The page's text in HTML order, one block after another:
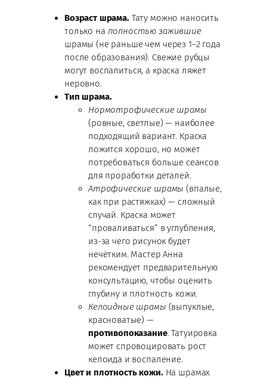
Возраст шрама.Тату можно наносить
только на полностью зажившие
шрамы (не раньше чем через 1–2 года
после образования). Свежие рубцы
могут воспалиться, а краска ляжет
неровно.
Тип шрама.
Нормотрофические шрамы
(ровные, светлые) — наиболее
подходящий вариант. Краска
ложится хорошо, но может
потребоваться больше сеансов
для проработки деталей.
Атрофические шрамы (впалые,
как при растяжках) — сложный
случай. Краска может
“проваливаться” в углубления,
из-за чего рисунок будет
нечётким. Мастер Анна
рекомендует предварительную
консультацию, чтобы оценить
глубину и плотность кожи.
Келоидные шрамы (выпуклые,
красноватые) —
противопоказание. Татуировка
может спровоцировать рост
келоида и воспаление.
Цвет и плотность кожи.На шрамах